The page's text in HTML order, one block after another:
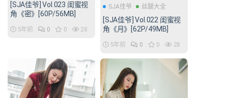
[SJA佳爷] Vol.023 闺蜜视
角《密》[60P/56MB]
5年前 0 0 28
SJA佳爷 丝腿大全
[SJA佳爷] Vol.022 闺蜜视
角《月》[62P/49MB]
5年前 0 0 28